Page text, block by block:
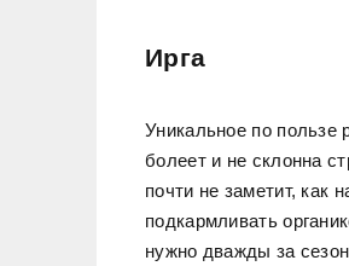
Ирга
Уникальное по пользе
болеет и не склонна
почти не заметит, как
подкармливать
нужно дважды за